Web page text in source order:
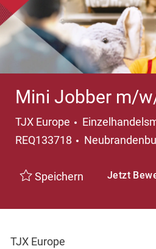
Mini Jobber m/
TJX Europe Kategorie
REQ133718
Ort
Speichern Jetzt
TJX Europe